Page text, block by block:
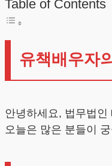
Table of Contents
유책배우자
안녕하세요, 법무법
오늘은 많은 분들이